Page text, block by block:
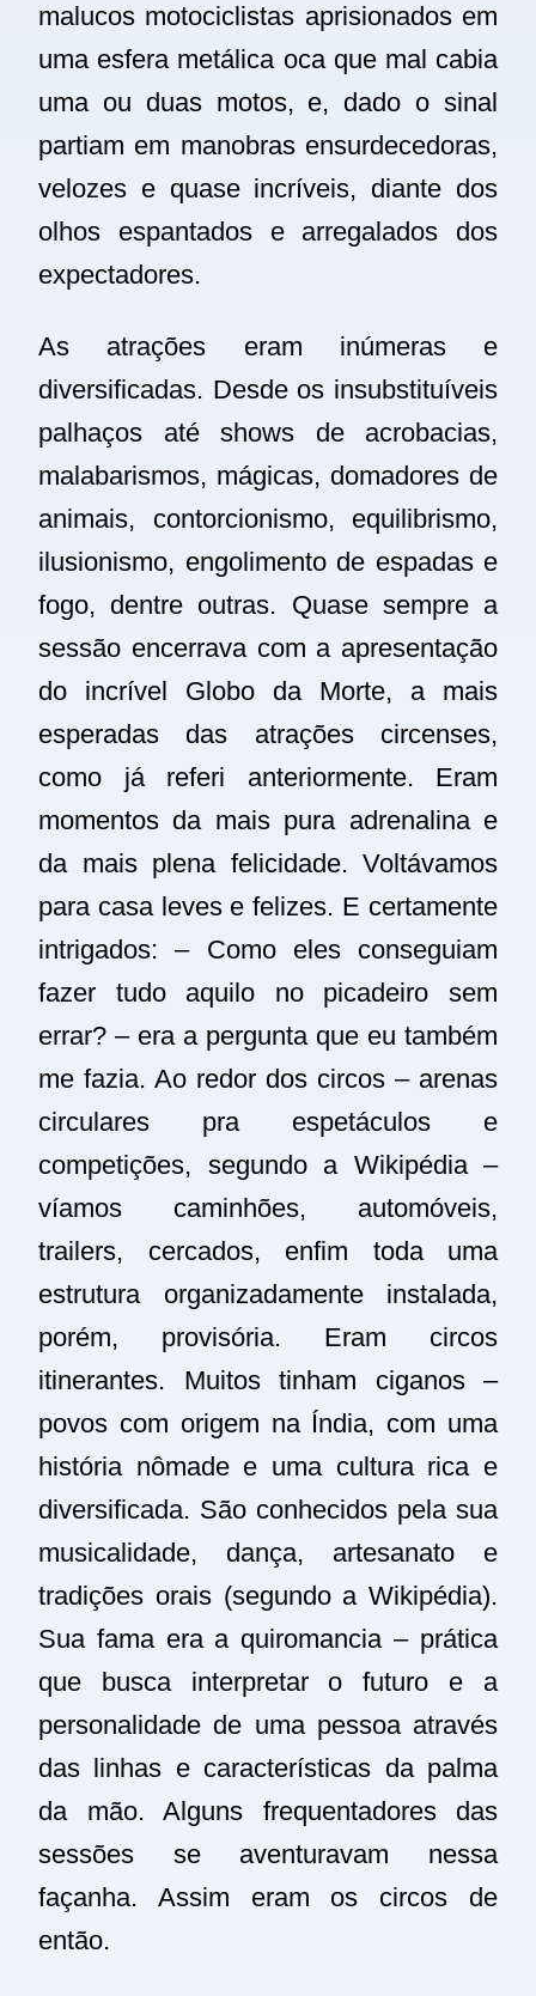
malucos motociclistas aprisionados em
uma esfera metálica oca que mal cabia
uma ou duas motos, e, dado o sinal
partiam em manobras ensurdecedoras,
velozes e quase incríveis, diante dos
olhos espantados e arregalados dos
expectadores.
As atrações eram inúmeras e
diversificadas. Desde os insubstituíveis
palhaços até shows de acrobacias,
malabarismos, mágicas, domadores de
animais, contorcionismo, equilibrismo,
ilusionismo, engolimento de espadas e
fogo, dentre outras. Quase sempre a
sessão encerrava com a apresentação
do incrível Globo da Morte, a mais
esperadas das atrações circenses,
como já referi anteriormente. Eram
momentos da mais pura adrenalina e
da mais plena felicidade. Voltávamos
para casa leves e felizes. E certamente
intrigados: – Como eles conseguiam
fazer tudo aquilo no picadeiro sem
errar? – era a pergunta que eu também
me fazia. Ao redor dos circos – arenas
circulares pra espetáculos e
competições, segundo a Wikipédia –
víamos caminhões, automóveis,
trailers, cercados, enfim toda uma
estrutura organizadamente instalada,
porém, provisória. Eram circos
itinerantes. Muitos tinham ciganos –
povos com origem na Índia, com uma
história nômade e uma cultura rica e
diversificada. São conhecidos pela sua
musicalidade, dança, artesanato e
tradições orais (segundo a Wikipédia).
Sua fama era a quiromancia – prática
que busca interpretar o futuro e a
personalidade de uma pessoa através
das linhas e características da palma
da mão. Alguns frequentadores das
sessões se aventuravam nessa
façanha. Assim eram os circos de
então.